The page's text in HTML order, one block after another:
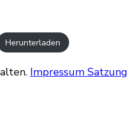
Herunterladen
Impressum Satzung